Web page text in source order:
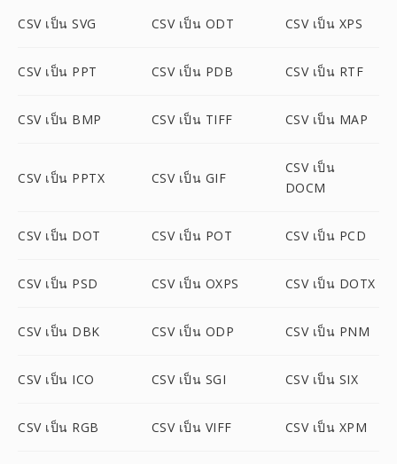
CSV เป็น SVG CSV เป็น ODT CSV เป็น XPS
CSV เป็น PPT CSV เป็น PDB CSV เป็น RTF
CSV เป็น BMP CSV เป็น TIFF CSV เป็น MAP
CSV เป็น PPTX CSV เป็น GIF
CSV เป็น
DOCM
CSV เป็น DOT CSV เป็น POT CSV เป็น PCD
CSV เป็น PSD CSV เป็น OXPS CSV เป็น DOTX
CSV เป็น DBK CSV เป็น ODP CSV เป็น PNM
CSV เป็น ICO CSV เป็น SGI CSV เป็น SIX
CSV เป็น RGB CSV เป็น VIFF CSV เป็น XPM